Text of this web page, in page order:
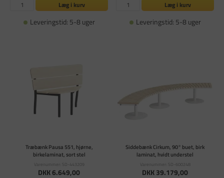
Læg i kurv
Leveringstid: 5-8 uger
Læg i kurv
Leveringstid: 5-8 uger
Træbænk Pausa 551, hjørne,
birkelaminat, sort stel
Varenummer: SD-443209
DKK 6.649,00
Siddebænk Cirkum, 90° buet, birk
laminat, hvidt understel
Varenummer: SD-600248
DKK 39.179,00